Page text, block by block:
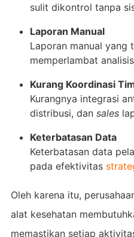
sulit dikontrol tanpa
Laporan Manual
Laporan manual yang
memperlambat
Kurang Koordinasi
Kurangnya integrasi
distribusi, dansales
Keterbatasan Data
Keterbatasan data
pada efektivitas
Oleh karena itu,
alat kesehatan
memastikan setiap